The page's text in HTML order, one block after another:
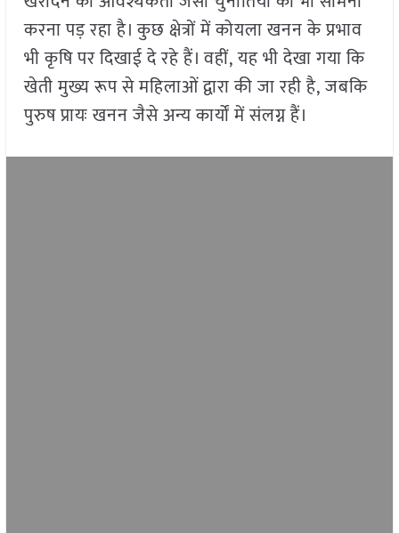
करना पड़ रहा है। कुछ क्षेत्रों में कोयला खनन के प्रभाव
भी कृषि पर दिखाई दे रहे हैं। वहीं, यह भी देखा गया कि
खेती मुख्य रूप से महिलाओं द्वारा की जा रही है, जबकि
पुरुष प्रायः खनन जैसे अन्य कार्यों में संलग्न हैं।